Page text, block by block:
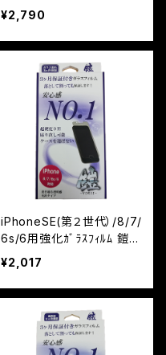
きガラスフィルム『鎧』3D全
面フルカバー ホワイト
¥2,790
iPhoneSE(第２世代）/8/7/
6s/6用強化ｶﾞﾗｽﾌｨﾙﾑ 鎧
高光沢
¥2,017